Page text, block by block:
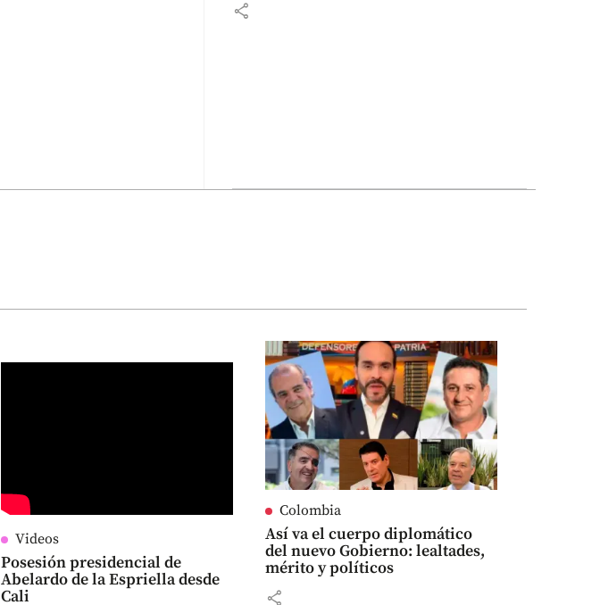
share
Videos
Posesión presidencial de
Abelardo de la Espriella desde
Cali
Colombia
Así va el cuerpo diplomático
del nuevo Gobierno: lealtades,
mérito y políticos
share